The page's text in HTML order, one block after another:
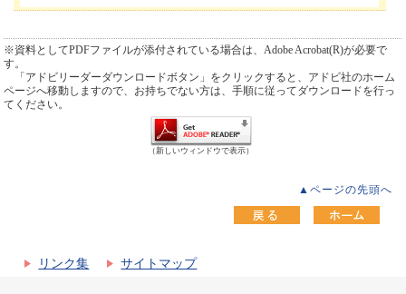
※資料としてPDFファイルが添付されている場合は、Adobe Acrobat(R)が必要で
す。
「アドビリーダーダウンロードボタン」をクリックすると、アドビ社のホーム
ページへ移動しますので、お持ちでない方は、手順に従ってダウンロードを行っ
てください。
（新しいウィンドウで表示）
▲ページの先頭へ
リンク集 サイトマップ